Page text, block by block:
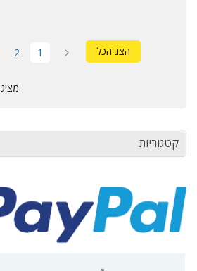
הצג הכל 1
2
מציג 1 - 12 מתוך 386 פריטים
קטגוריות